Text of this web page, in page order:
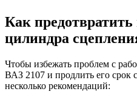
Как
цилиндра
Чтобы избежать проблем с
ВАЗ 2107 и продлить его срок
несколько рекомендаций: